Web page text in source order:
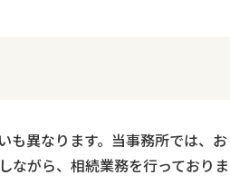
も異なります。当事務所では、お
ながら、相続業務を行っておりま